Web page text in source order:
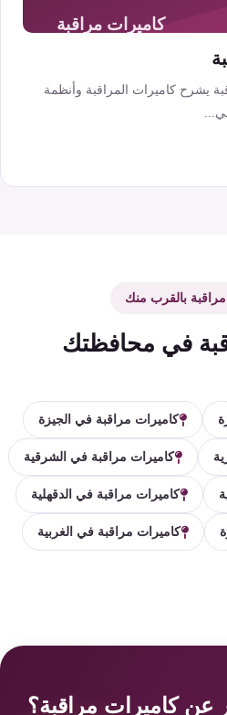
يشرح كاميرات المراقبة وأنظمة
بالقرب منك
في محافظتك
كاميرات مراقبة في الجيزة
كاميرات مراقبة في الشرقية
كاميرات مراقبة في الدقهلية
كاميرات مراقبة في الغربية
كاميرات مراقبة؟